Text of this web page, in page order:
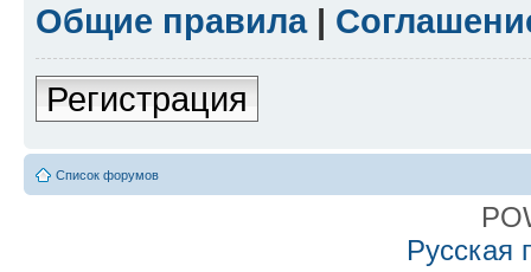
Общие правила|
Регистрация
Список форумов
Русская